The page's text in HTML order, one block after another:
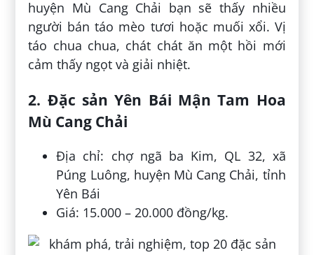
huyện Mù Cang Chải bạn sẽ thấy nhiều
người bán táo mèo tươi hoặc muối xổi. Vị
táo chua chua, chát chát ăn một hồi mới
cảm thấy ngọt và giải nhiệt.
2. Đặc sản Yên Bái Mận Tam Hoa
Mù Cang Chải
Địa chỉ: chợ ngã ba Kim, QL 32, xã
Púng Luông, huyện Mù Cang Chải, tỉnh
Yên Bái
Giá: 15.000 – 20.000 đồng/kg.